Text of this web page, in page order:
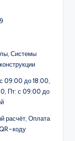
Системы
09:00 до 18:00,
Пт: с 09:00 до
расчёт, Оплата
коду